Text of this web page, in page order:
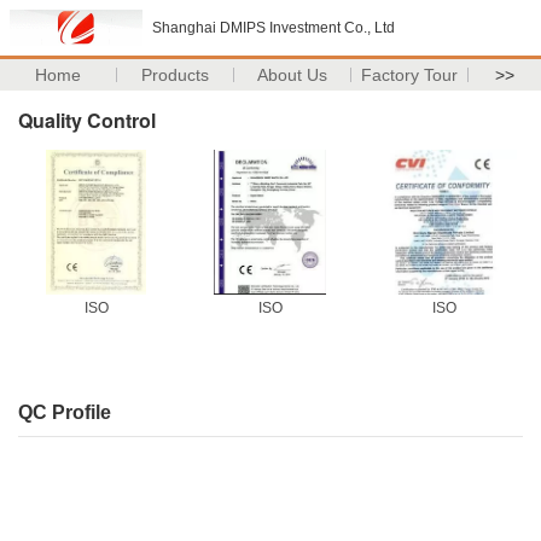
Shanghai DMIPS Investment Co., Ltd
Home Products About Us Factory Tour >>
Quality Control
ISO ISO ISO
QC Profile